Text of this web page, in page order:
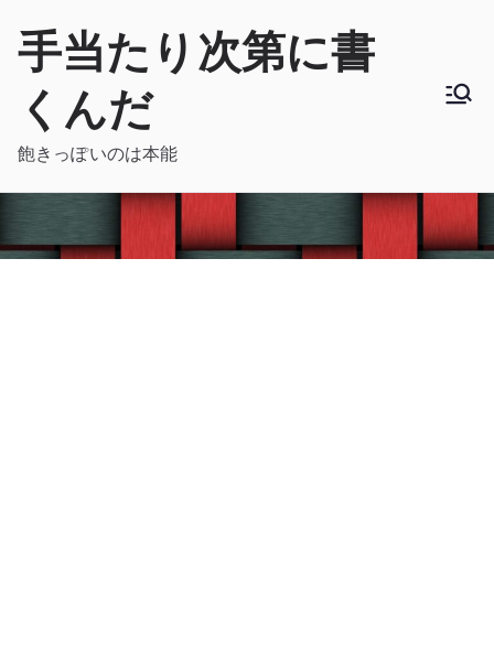
手当たり次第に書
くんだ
飽きっぽいのは本能